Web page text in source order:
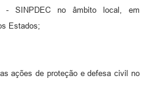
- SINPDEC no âmbito local, em
Estados;
de proteção e defesa civil no